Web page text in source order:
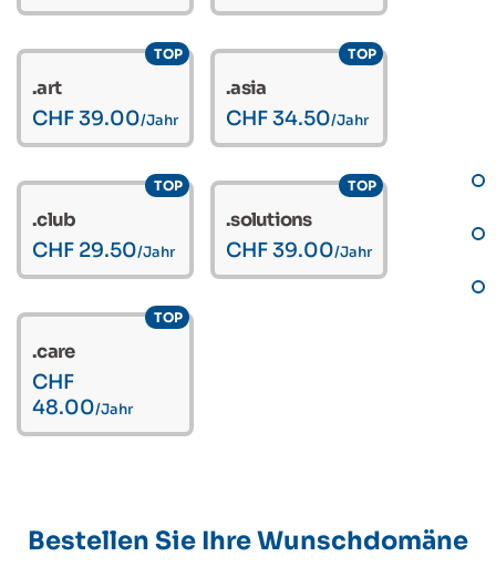
.art
CHF 39.00/Jahr
TOP
.asia
CHF 34.50/Jahr
TOP
.club
CHF 29.50/Jahr
TOP
.solutions
CHF 39.00/Jahr
TOP
.care
CHF
48.00/Jahr
TOP
Bestellen Sie Ihre Wunschdomäne